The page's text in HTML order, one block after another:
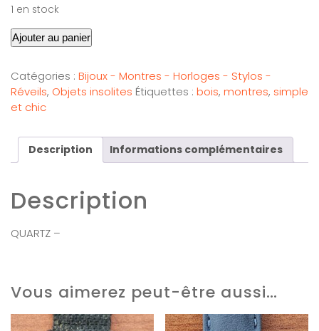
1 en stock
Ajouter au panier
Catégories : Bijoux - Montres - Horloges - Stylos -
Réveils, Objets insolites Étiquettes : bois, montres, simple
et chic
Description Informations complémentaires
Description
QUARTZ –
Vous aimerez peut-être aussi…